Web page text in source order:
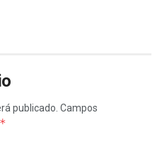
publicado. Campos
*